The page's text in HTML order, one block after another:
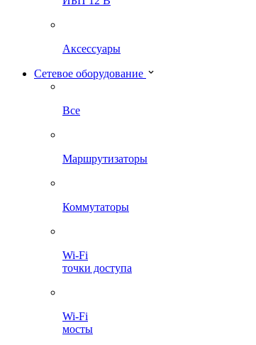
Аксессуары
Сетевое оборудование
Все
Маршрутизаторы
Коммутаторы
Wi-Fi
точки доступа
Wi-Fi
мосты